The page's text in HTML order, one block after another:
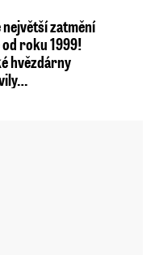
největší zatmění
roku 1999!
hvězdárny